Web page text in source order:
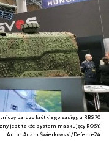
bardzo krótkiego zasięgu RBS 70
jest także system maskujący ROSY.
Autor. Adam Świerkowski/Defence24